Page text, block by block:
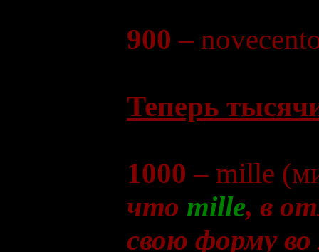
900 –
Теперь
1000 – mille
что mille, в
свою форму